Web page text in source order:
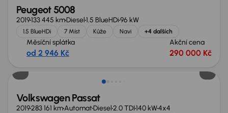
Peugeot 5008
2019133 445 kmDiesel1.5 BlueHDi96 kW
1.5 BlueHDi 7 Míst Kůže Navi +4 dalších
Měsíční splátka
od 2 946 Kč
Akční cena
290 000 Kč
Volkswagen Passat
2019283 161 kmAutomatDiesel2.0 TDI140 kW4x4